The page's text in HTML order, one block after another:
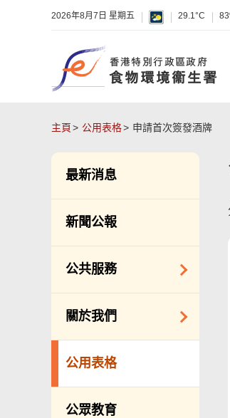
2026年8月7日 星期五 29.1°C
主頁 公用表格 申請首次簽發酒牌
最新消息
新聞公報
公共服務
潔淨服務
公眾街市
墳場及火葬場
關於我們
組織結構
服務承諾
公用表格
公眾教育